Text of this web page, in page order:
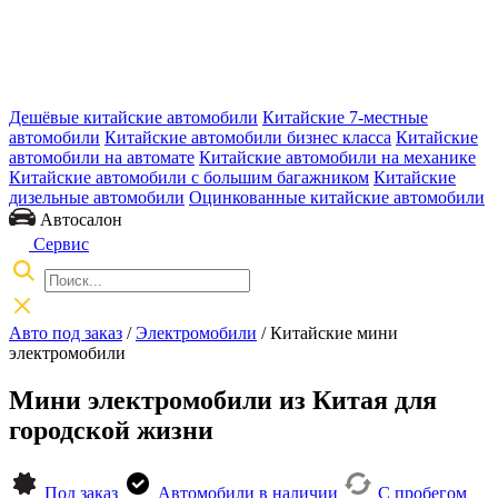
Дешёвые китайские автомобили Китайские 7-местные
автомобили Китайские автомобили бизнес класса Китайские
автомобили на автомате Китайские автомобили на механике
Китайские автомобили с большим багажником Китайские
дизельные автомобили Оцинкованные китайские автомобили
Автосалон
Сервис
Авто под заказ / Электромобили / Китайские мини
электромобили
Мини электромобили из Китая для
городской жизни
Под заказ Автомобили в наличии
С пробегом